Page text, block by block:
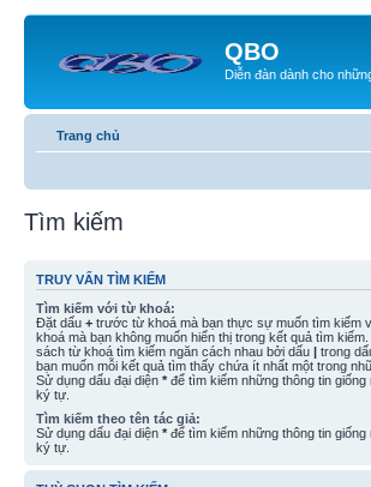
QBO
Diễn đàn dành cho
Trang chủ
Tìm kiếm
TRUY VẤN TÌM KIẾM
Tìm kiếm với từ khoá:
Đặt dấu + trước từ khoá mà bạn thực sự muốn tìm kiếm
khoá mà bạn không muốn hiển thị trong kết quả tìm
sách từ khoá tìm kiếm ngăn cách nhau bởi dấu | trong
bạn muốn mỗi kết quả tìm thấy chứa ít nhất một trong
Sử dụng dấu đại diện * để tìm kiếm những thông tin giống
ký tự.
Tìm kiếm theo tên tác giả:
Sử dụng dấu đại diện * để tìm kiếm những thông tin giống
ký tự.